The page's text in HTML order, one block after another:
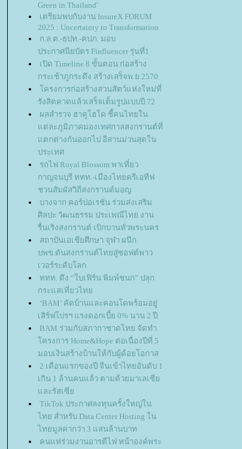
Green in Thailand'
เตรียมพบกับงาน InsureX FORUM
2025 : Uncertainty to Transformation
ก.ล.ต.-ธปท.-คปภ. มอบ
ประกาศนียบัตร Finfluencer รุ่นที่1
เปิด Timeline 8 ขั้นตอน ก่อสร้าง
กระเช้าภูกระดึง สร้างเสร็จพ.ย.2570
ครงการก่อสร้างสวนสัตว์แห่งใหม่ที่
รังสิตคาดแล้วเสร็จเต็มรูปแบบปี 72
ผลสำรวจ ฮาคูโฮโด ชี้คนไทยใน
ต่ละภูมิภาคมองเทศกาลสงกรานต์ที่
ตกต่างกันออกไป อีสานม่วนสุดใน
ประเทศ
รถไฟ Royal Blossom พาเที่ยว
กาญจนบุรี ททท.-เมืองไทยครีเอทีฟ
ชวนสัมผัสวิถีสงกรานต์มอญ
บางจาก คอร์ปอเรชั่น ร่วมส่งเสริม
ศิลปะ วัฒนธรรม ประเพณีไทย งาน
รื่นเริงสงกรานต์ เบิกบานทั่วพระนคร
สถาบันเอเชียศึกษา จุฬา ผนึก
บพข.ดันสงกรานต์ไทยสู่ซอฟต์พาว
เวอร์ระดับโลก
ททท. ดึง “ใบเฟิร์น พิมพ์ชนก” ปลุก
กระแสเที่ยวไท
‘BAM’ คัดบ้านและคอนโดพร้อมอยู่
เสิร์ฟโปรฯ แรงดอกเบี้ย 0% นาน 2 ปี
BAM ร่วมกับสภากาชาดไทย จัดทำ
ครงการ Home&Hope ต่อเนื่องปีที่ 5
มอบเงินสร้างบ้านให้กับผู้ด้อยโอกาส
2 เดือนแรกของปี จีนเข้าไทยอันดับ 1
เกิน 1 ล้านคนแล้ว ตามด้วยมาเลเซี
ละรัสเซี
TikTok ประกาศลงทุนครั้งใหญ่ใน
ไทย สำหรับ Data Center Hosting ใน
ไทยมูลค่ากว่า 3 แสนล้านบาท
คนแห่ร่วมงานอารตีไฟ หน้าองค์พระ